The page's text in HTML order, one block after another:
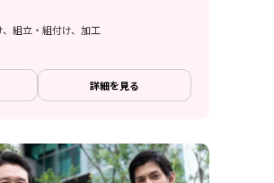
組立・組付け、加工
詳細を見る